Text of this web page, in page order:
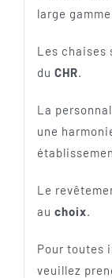
large
Les chaises
du CHR.
La
une
Le
au choix.
Pour toutes
veuillez